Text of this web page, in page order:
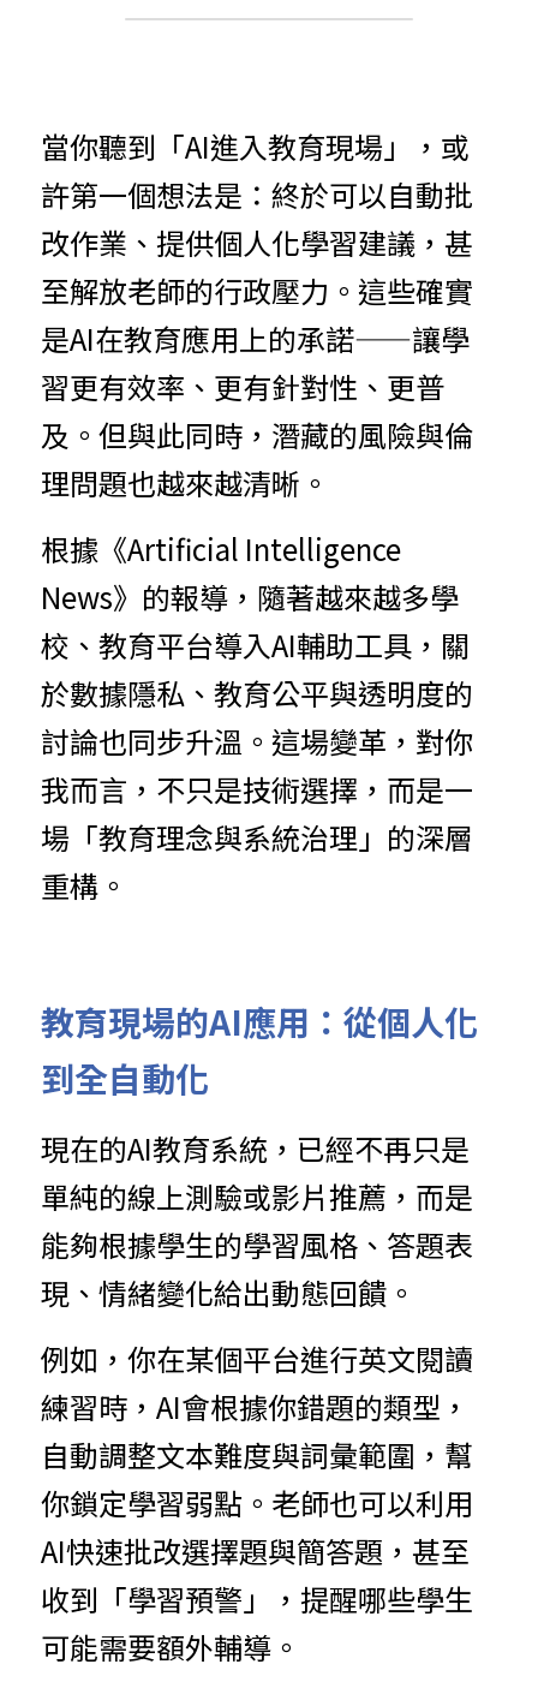
當你聽到「AI進入教育現場」，或
許第一個想法是：終於可以自動批
改作業、提供個人化學習建議，甚
至解放老師的行政壓力。這些確實
是AI在教育應用上的承諾——讓學
習更有效率、更有針對性、更普
及。但與此同時，潛藏的風險與倫
理問題也越來越清晰。
根據《Artificial Intelligence
News》的報導，隨著越來越多學
校、教育平台導入AI輔助工具，關
於數據隱私、教育公平與透明度的
討論也同步升溫。這場變革，對你
我而言，不只是技術選擇，而是一
場「教育理念與系統治理」的深層
重構。
教育現場的AI應用：從個人化
到全自動化
現在的AI教育系統，已經不再只是
單純的線上測驗或影片推薦，而是
能夠根據學生的學習風格、答題表
現、情緒變化給出動態回饋。
例如，你在某個平台進行英文閱讀
練習時，AI會根據你錯題的類型，
自動調整文本難度與詞彙範圍，幫
你鎖定學習弱點。老師也可以利用
AI快速批改選擇題與簡答題，甚至
收到「學習預警」，提醒哪些學生
可能需要額外輔導。